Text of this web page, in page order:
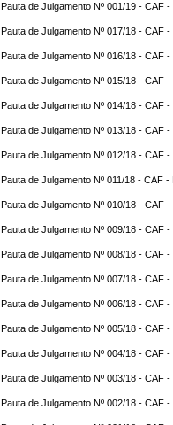
Pauta de Julgamento Nº 001/19 - CAF
Pauta de Julgamento Nº 017/18 - CAF
Pauta de Julgamento Nº 016/18 - CAF
Pauta de Julgamento Nº 015/18 - CAF
Pauta de Julgamento Nº 014/18 - CAF -
Pauta de Julgamento Nº 013/18 - CAF
Pauta de Julgamento Nº 012/18 - CAF
Pauta de Julgamento Nº 011/18 - CAF
Pauta de Julgamento Nº 010/18 - CAF
Pauta de Julgamento Nº 009/18 - CAF
Pauta de Julgamento Nº 008/18 - CAF
Pauta de Julgamento Nº 007/18 - CAF
Pauta de Julgamento Nº 006/18 - CAF
Pauta de Julgamento Nº 005/18 - CAF
Pauta de Julgamento Nº 004/18 - CAF
Pauta de Julgamento Nº 003/18 - CAF
Pauta de Julgamento Nº 002/18 - CAF